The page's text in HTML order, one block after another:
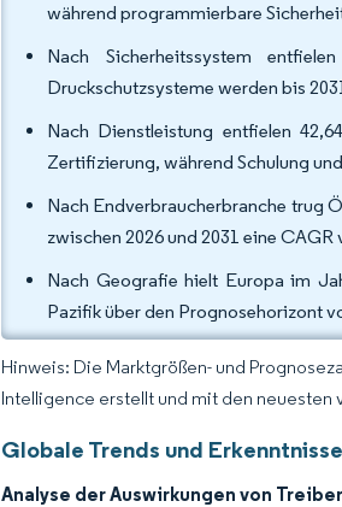
während programmierbare
Nach Sicherheitssystem
Druckschutzsysteme werden bis
Nach Dienstleistung entfielen
Zertifizierung, während Schulung
Nach Endverbraucherbranche trug
zwischen 2026 und 2031 eine CAGR
Nach Geografie hielt Europa im
Pazifik über den Prognosehorizont
Hinweis: Die Marktgrößen- und
Intelligence erstellt und mit den neuesten
Globale Trends und
Analyse der Auswirkungen von